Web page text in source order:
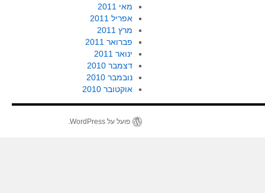
מאי 2011
אפריל 2011
מרץ 2011
פברואר 2011
ינואר 2011
דצמבר 2010
נובמבר 2010
אוקטובר 2010
פועל על WordPress.